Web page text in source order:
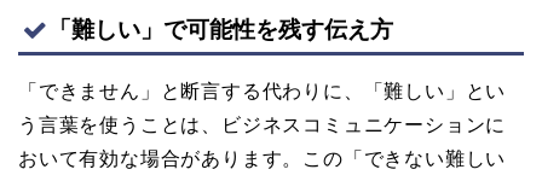
「難しい」で可能性を残す伝え方
「できません」と断言する代わりに、「難しい」とい
う言葉を使うことは、ビジネスコミュニケーションに
おいて有効な場合があります。この「できない難しい